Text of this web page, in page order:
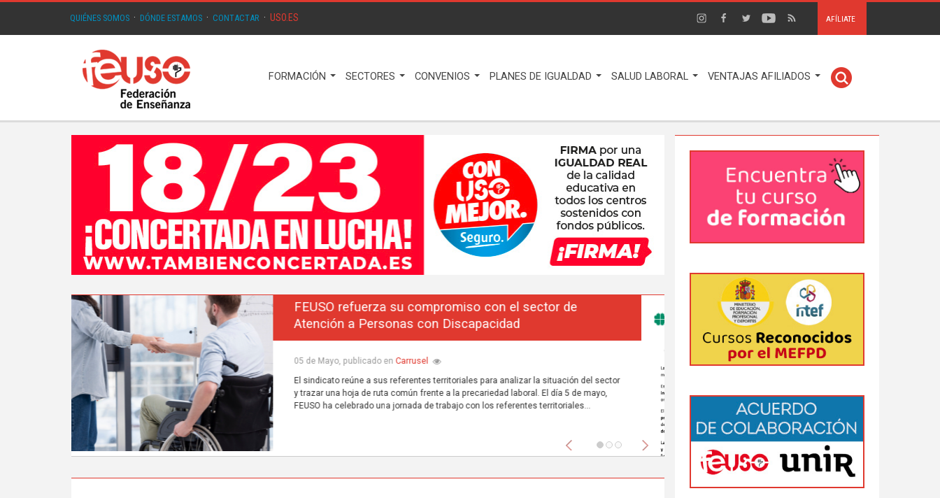
QUIÉNES SOMOS · DÓNDE ESTAMOS · CONTACTAR · USO.ES AFÍLIATE
FORMACIÓN SECTORES CONVENIOS PLANES DE IGUALDAD SALUD LABORAL VENTAJAS AFILIADOS
USO, FSIE y UGT trasladan una nueva propuesta en
materia de clasificación profesional para el VIII Convenio
de Enseñanza Concertada
18 de Mayo, publicado enCarrusel
Las organizaciones sindicales FSIE, USO y UGT han trasladado una nueva
propuesta en materia de clasificación profesional. Esta nueva propuesta
Anterior Siguiente